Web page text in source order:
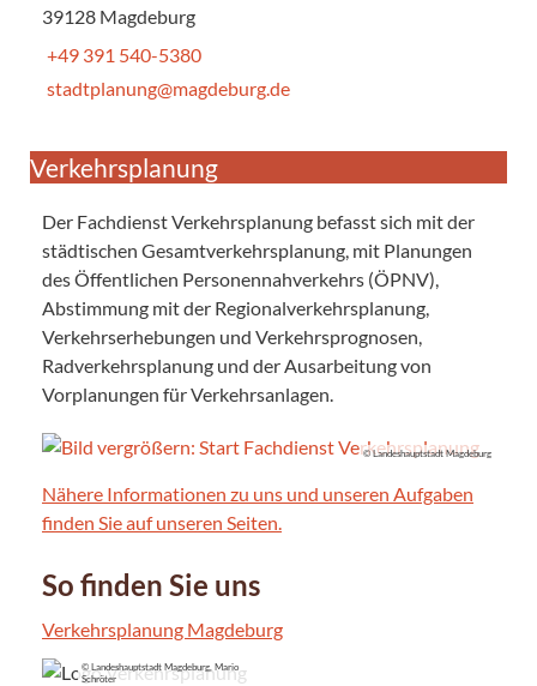
39128 Magdeburg
+49 391 540-5380
stadtplanung@magdeburg.de
Verkehrsplanung
Der Fachdienst Verkehrsplanung befasst sich mit der
städtischen Gesamtverkehrsplanung, mit Planungen
des Öffentlichen Personennahverkehrs (ÖPNV),
Abstimmung mit der Regionalverkehrsplanung,
Verkehrserhebungen und Verkehrsprognosen,
Radverkehrsplanung und der Ausarbeitung von
Vorplanungen für Verkehrsanlagen.
© Landeshauptstadt Magdeburg
Nähere Informationen zu uns und unseren Aufgaben
finden Sie auf unseren Seiten.
So finden Sie uns
Verkehrsplanung Magdeburg
© Landeshauptstadt Magdeburg, Mario
Schröter